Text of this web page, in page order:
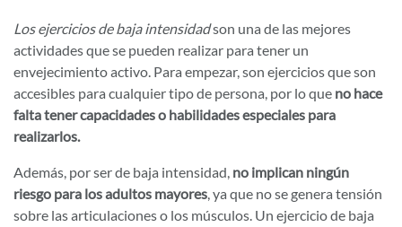
Los ejercicios de baja intensidadson una de las mejores
actividades que se pueden realizar para tener un
envejecimiento activo. Para empezar, son ejercicios que son
accesibles para cualquier tipo de persona, por lo que no hace
falta tener capacidades o habilidades especiales para
realizarlos.
Además, por ser de baja intensidad, no implican ningún
riesgo para los adultos mayores, ya que no se genera tensión
sobre las articulaciones o los músculos. Un ejercicio de baja